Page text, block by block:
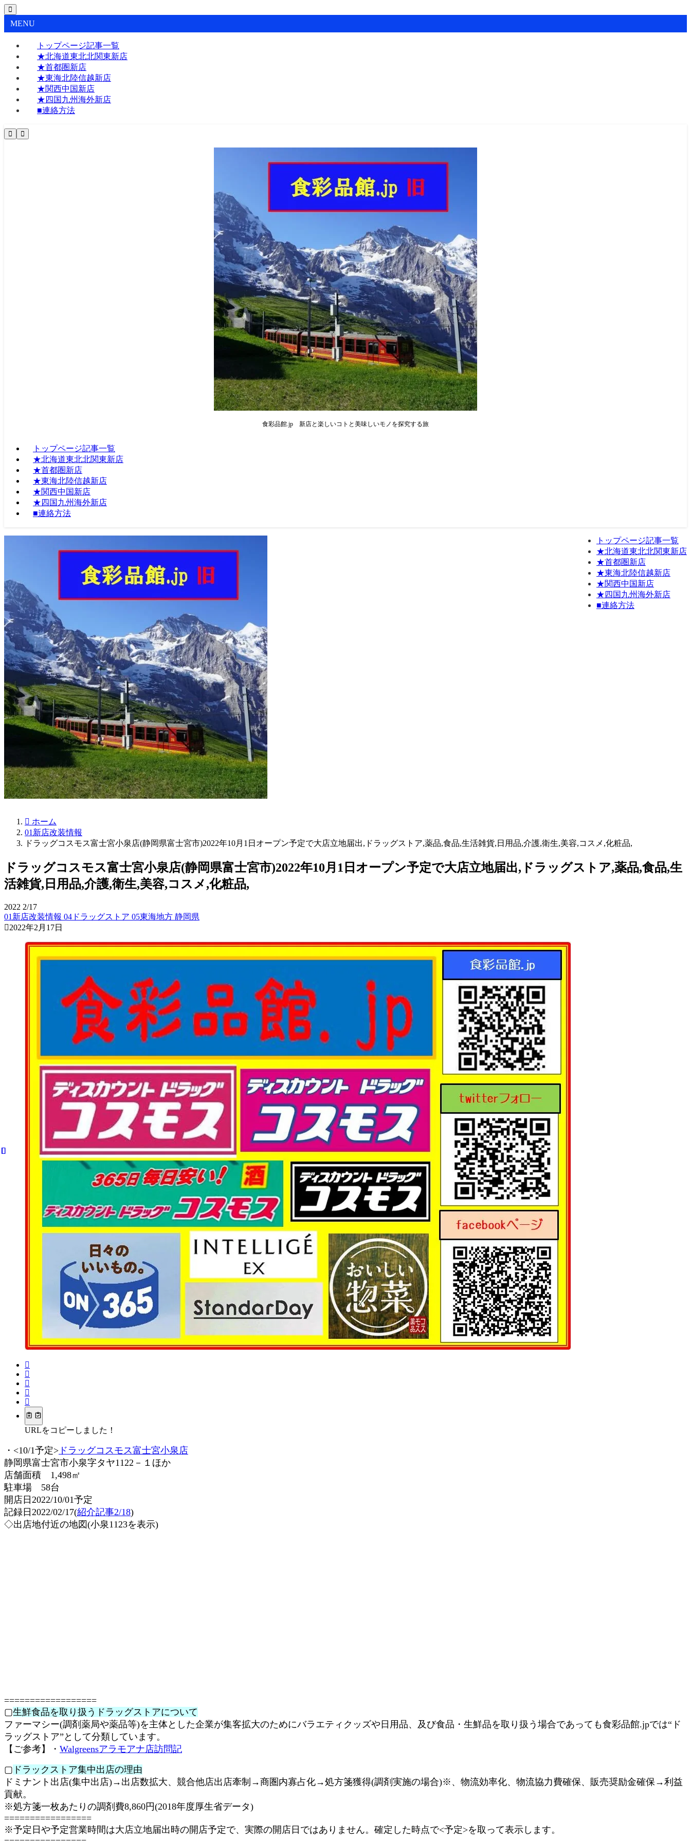
MENU
トップページ記事一覧
★北海道東北北関東新店
★首都圏新店
★東海北陸信越新店
★関西中国新店
★四国九州海外新店
■連絡方法
食彩品館.jp 新店と楽しいコトと美味しいモノを探究する旅
トップページ記事一覧
★北海道東北北関東新店
★首都圏新店
★東海北陸信越新店
★関西中国新店
★四国九州海外新店
■連絡方法
トップページ記事一覧
★北海道東北北関東新店
★首都圏新店
★東海北陸信越新店
★関西中国新店
★四国九州海外新店
■連絡方法
ホーム
01新店改装情報
ドラッグコスモス富士宮小泉店(静岡県富士宮市)2022年10月1日オープン予定で大店立地届出,ドラッグストア,薬品,食品,生活雑貨,日用品,介護,衛生,美容,コスメ,化粧品,
ドラッグコスモス富士宮小泉店(静岡県富士宮市)2022年10月1日オープン予定で大店立地届出,ドラッグストア,薬品,食品,生
活雑貨,日用品,介護,衛生,美容,コスメ,化粧品,
2022 2/17
01新店改装情報 04ドラッグストア 05東海地方 静岡県
2022年2月17日
URLをコピーしました！
・<10/1予定> ドラッグコスモス富士宮小泉店
静岡県富士宮市小泉字タヤ1122－１ほか
店舗面積 1,498㎡
駐車場 58台
開店日2022/10/01予定
記録日2022/02/17(紹介記事2/18)
◇出店地付近の地図(小泉1123を表示)
==================
▢生鮮食品を取り扱うドラッグストアについて
ファーマシー(調剤薬局や薬品等)を主体とした企業が集客拡大のためにバラエティクッズや日用品、及び食品・生鮮品を取り扱う場合であっても食彩品館.jpでは“ド
ラッグストア”として分類しています。
【ご参考】・ Walgreensアラモアナ店訪問記
▢ ドラックストア集中出店の理由
ドミナント出店(集中出店)→出店数拡大、競合他店出店牽制→商圏内寡占化→処方箋獲得(調剤実施の場合)※、物流効率化、物流協力費確保、販売奨励金確保→利益
貢献。
※処方箋一枚あたりの調剤費8,860円(2018年度厚生省データ)
=================
※予定日や予定営業時間は大店立地届出時の開店予定で、実際の開店日ではありません。確定した時点で<予定>を取って表示します。